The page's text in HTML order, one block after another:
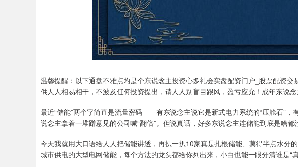
温馨提醒：以下通盘不雅点均是个东说念主投资心多礼会实盘配资门户_股票配资交
供人人相易相干，不波及任何投资提出，请人人别盲目跟风，盈亏应允！成年东说念
最近“储能”两个字简直是流量密码——有东说念主说它是新式电力系统的“压舱石”，
说念主拿着一堆蹭意见的公司喊“翻倍”。但说真话，好多东说念主连储能到底是啥都
今天我就用大口语给人人把储能讲透，再扒一扒10家真是扎根储能、莫得半点水
城市供电的大型电网储能，每个方法的龙头都给你列出来，小白也能一眼分清谁是“真